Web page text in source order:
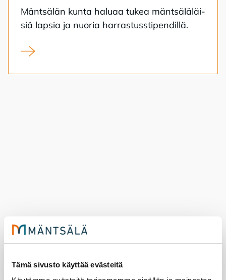
Tämä sivusto käyttää evästeitä
Mänt­sä­län kun­ta ha­lu­aa tu­kea mänt­sä­lä­läi­
siä lap­sia ja nuo­ria har­ras­tuss­ti­pen­dil­lä.
Syksyn 2026 harrastusstipendien hakuaika on alkanut
Elä­ke­läis­ten ui­ma­hal­li­kul­je­tuk­set
syk­sy 2026